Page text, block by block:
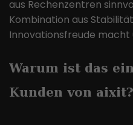
aus Rechenzentren
Kombination aus
Innovationsfreude macht
Warum ist das
Kunden von aixit?